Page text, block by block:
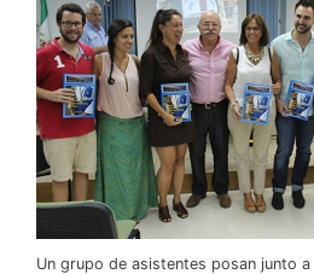
Un grupo de asistentes posan junto a